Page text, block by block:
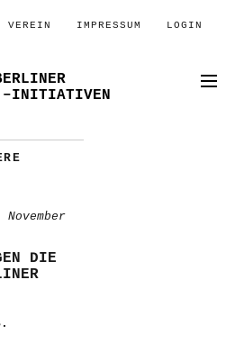
VEREIN IMPRESSUM LOGIN
–INITIATIVEN
DIE